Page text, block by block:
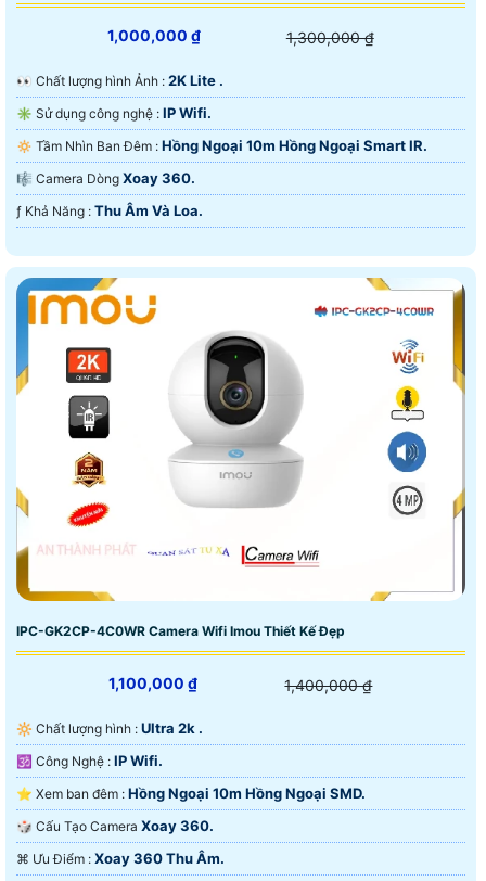
1,000,000 ₫ 1,300,000 ₫
️👀 Chất lượng hình Ảnh : 2K Lite .
✳️ Sử dụng công nghệ : IP Wifi.
🔅 Tầm Nhìn Ban Đêm : Hồng Ngoại 10m Hồng Ngoại Smart IR.
🎼️ Camera Dòng Xoay 360.
️ƒ Khả Năng : Thu Âm Và Loa.
IPC-GK2CP-4C0WR Camera Wifi Imou Thiết Kế Đẹp
1,100,000 ₫ 1,400,000 ₫
🔆 Chất lượng hình : Ultra 2k .
🕉️ Công Nghệ : IP Wifi.
⭐ Xem ban đêm : Hồng Ngoại 10m Hồng Ngoại SMD.
🎲 Cấu Tạo Camera Xoay 360.
️⌘ Ưu Điểm : Xoay 360 Thu Âm.